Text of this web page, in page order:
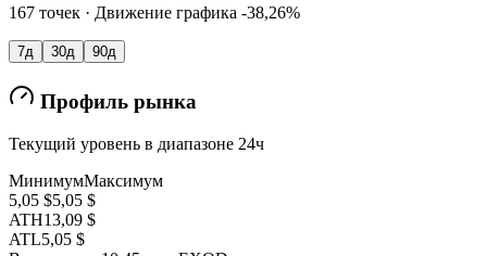
167 точек · Движение графика -38,26%
7д 30д 90д
Профиль рынка
Текущий уровень в диапазоне 24ч
МинимумМаксимум
5,05 $5,05 $
ATH13,09 $
ATL5,05 $